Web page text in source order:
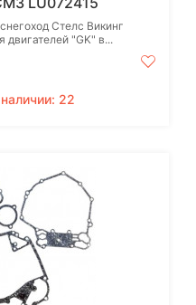
Стелс Викинг
"GK" в...
22